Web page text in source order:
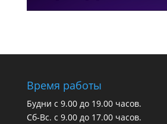
Время работы
Будни с 9.00 до 19.00 часов.
Сб-Вс. с 9.00 до 17.00 часов.